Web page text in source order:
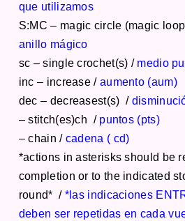
que utilizamos
S:MC – magic circle (magic
anillo mágico
sc – single crochet(s) / medio
inc – increase / aumento (aum)
dec – decreasest(s) /
– stitch(es)ch / puntos (pts)
– chain /cadena ( cd)
*actions in asterisks should be
completion or to the indicated
round* / *las indicaciones
deben ser repetidas en cada